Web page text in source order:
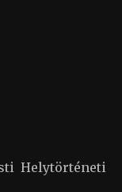
Helytörténeti